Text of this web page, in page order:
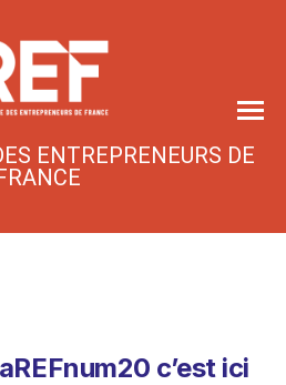
ENTREPRENEURS DE
c’est ici